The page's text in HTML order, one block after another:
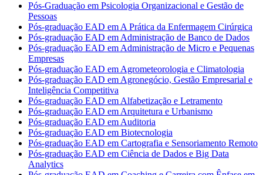
Pós-Graduação em Psicologia Organizacional e Gestão de
Pessoas
Pós-graduação EAD em A Prática da Enfermagem Cirúrgica
Pós-graduação EAD em Administração de Banco de Dados
Pós-graduação EAD em Administração de Micro e Pequenas
Empresas
Pós-graduação EAD em Agrometeorologia e Climatologia
Pós-graduação EAD em Agronegócio, Gestão Empresarial e
Inteligência Competitiva
Pós-graduação EAD em Alfabetização e Letramento
Pós-graduação EAD em Arquitetura e Urbanismo
Pós-graduação EAD em Auditoria
Pós-graduação EAD em Biotecnologia
Pós-graduação EAD em Cartografia e Sensoriamento Remoto
Pós-graduação EAD em Ciência de Dados e Big Data
Analytics